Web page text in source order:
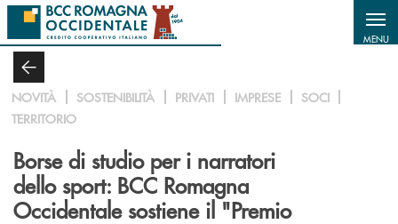
Salta al contenuto principale
MENU
NOVITÀ SOSTENIBILITÀ PRIVATI IMPRESE
SOCI
TERRITORIO
Borse di studio per i narratori
dello sport: BCC Romagna
Occidentale sostiene il "Premio